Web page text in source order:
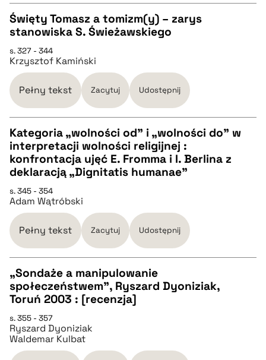
BIBTEX
pobierz cytat
BIBTEX
pobierz cytat
Święty Tomasz a tomizm(y) – zarys
stanowiska S. Świeżawskiego
s. 327 - 344
Krzysztof Kamiński
Pełny tekst Zacytuj Udostępnij
CZYSTY TEKST
pobierz cytat
BIBTEX
pobierz cytat
Kategoria „wolności od” i „wolności do” w
interpretacji wolności religijnej :
konfrontacja ujęć E. Fromma i I. Berlina z
deklaracją „Dignitatis humanae”
s. 345 - 354
Adam Wątróbski
Pełny tekst Zacytuj Udostępnij
CZYSTY TEKST
pobierz cytat
„Sondaże a manipulowanie
społeczeństwem”, Ryszard Dyoniziak,
Toruń 2003 : [recenzja]
s. 355 - 357
Ryszard Dyoniziak
Waldemar Kulbat